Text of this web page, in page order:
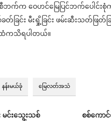
က်က ဝေဟင်မြေပြင်ဘက်ပေါင်းစုံ
ခတ်ခြင်း မီးရှို့ခြင်း ဖမ်းဆီးသတ်ဖြ
ားထံကသိရပါတယ်။
နန်းမယ်ခုံ မြေလတ်အသံ
မင်းသွေးသစ်
စစ်ကော